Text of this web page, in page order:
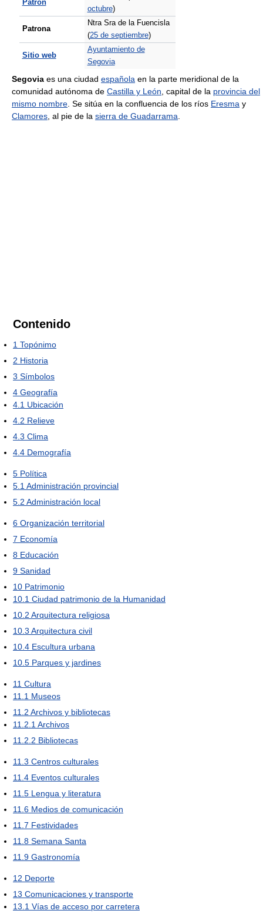
Patrón
octubre)
Patrona
Ntra Sra de la Fuencisla
(25 de septiembre)
Sitio web
Ayuntamiento de
Segovia
Segovia es una ciudad española en la parte meridional de la
comunidad autónoma de Castilla y León , capital de la provincia del
mismo nombre . Se sitúa en la confluencia de los ríos Eresma y
Clamores , al pie de la sierra de Guadarrama
Contenido
1 Topónimo
2 Historia
3 Símbolos
4 Geografía
4.1 Ubicación
4.2 Relieve
4.3 Clima
4.4 Demografía
5 Política
5.1 Administración provincial
5.2 Administración local
6 Organización territorial
7 Economía
8 Educación
9 Sanidad
10 Patrimonio
10.1 Ciudad patrimonio de la Humanidad
10.2 Arquitectura religiosa
10.3 Arquitectura civil
10.4 Escultura urbana
10.5 Parques y jardines
11 Cultura
11.1 Museos
11.2 Archivos y bibliotecas
11.2.1 Archivos
11.2.2 Bibliotecas
11.3 Centros culturales
11.4 Eventos culturales
11.5 Lengua y literatura
11.6 Medios de comunicación
11.7 Festividades
11.8 Semana Santa
11.9 Gastronomía
12 Deporte
13 Comunicaciones y transporte
13.1 Vías de acceso por carretera